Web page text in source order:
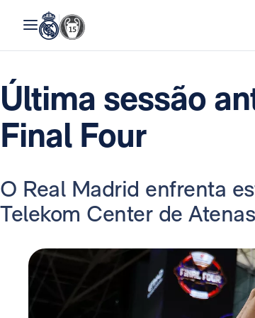
Última sessão
Final Four
O Real Madrid enfrenta
Telekom Center de